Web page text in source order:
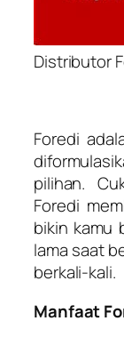
Distributor
Foredi
pilihan.
Foredi
bikin kamu
lama saat
berkali-kali.
Manfaat